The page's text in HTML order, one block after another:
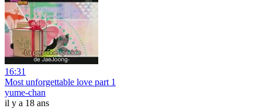
16:31
Most unforgettable love part 1
yume-chan
il y a 18 ans